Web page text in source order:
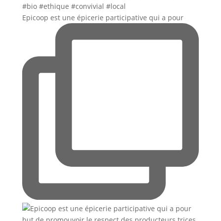
Epicoop est une épicerie participative qui a pour